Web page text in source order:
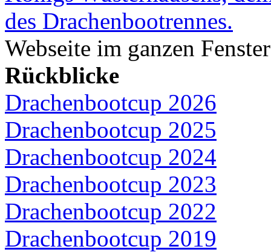
Webseite im ganzen
Rückblicke
Drachenbootcup 2026
Drachenbootcup 2025
Drachenbootcup 2024
Drachenbootcup 2023
Drachenbootcup 2022
Drachenbootcup 2019